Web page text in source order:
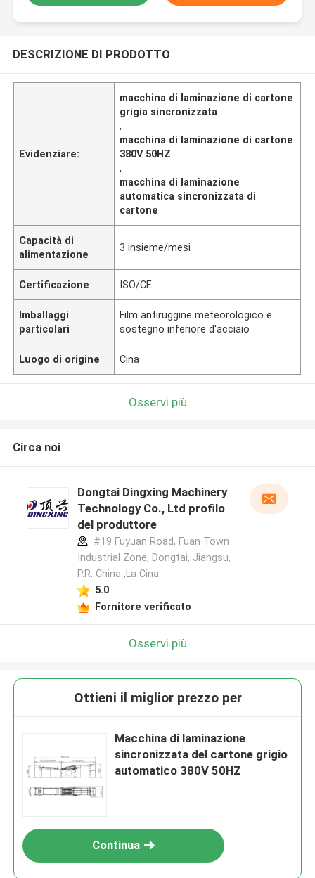
DESCRIZIONE DI PRODOTTO
Evidenziare:
macchina di laminazione di cartone
grigia sincronizzata
,
macchina di laminazione di cartone
380V 50HZ
,
macchina di laminazione
automatica sincronizzata di
cartone
Capacità di
alimentazione
3 insieme/mesi
Certificazione ISO/CE
Imballaggi
particolari
Film antiruggine meteorologico e
sostegno inferiore d'acciaio
Luogo di origine Cina
Osservi più
Circa noi
Dongtai Dingxing Machinery
Technology Co., Ltd profilo
del produttore
#19 Fuyuan Road, Fuan Town
Industrial Zone, Dongtai, Jiangsu,
P.R. China ,La Cina
5.0
Fornitore verificato
Osservi più
Ottieni il miglior prezzo per
Macchina di laminazione
sincronizzata del cartone grigio
automatico 380V 50HZ
Continua